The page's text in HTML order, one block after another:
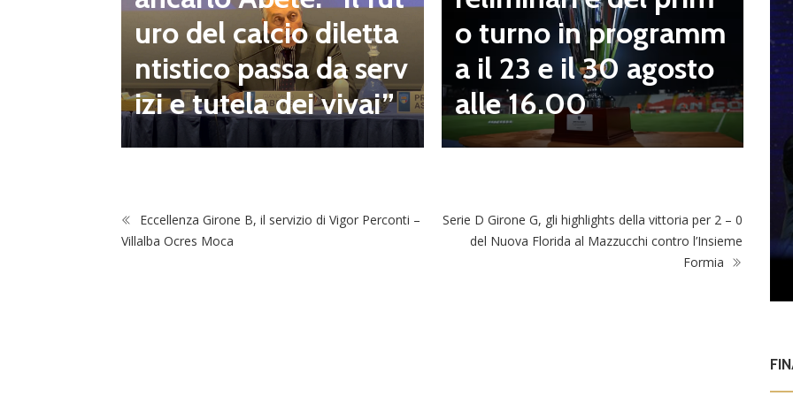
uro del calcio diletta
ntistico passa da serv
izi e tutela dei vivai”
o turno in programm
a il 23 e il 30 agosto
alle 16.00
Eccellenza Girone B, il servizio di Vigor Perconti –
Villalba Ocres Moca
Serie D Girone G, gli highlights della vittoria per 2 – 0
del Nuova Florida al Mazzucchi contro l’Insieme
Formia